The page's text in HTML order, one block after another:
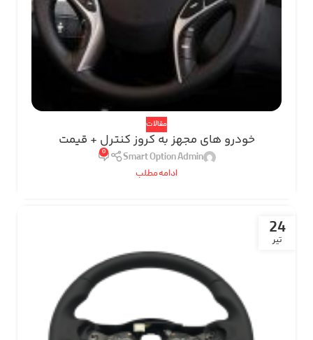
مقالات
خودرو های مجهز به کروز کنترل + قیمت
Smart Option Admin
0
ادامه مطلب
24
تیر